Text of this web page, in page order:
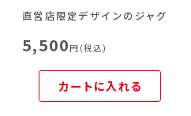
直営店限定デザインのジャグ
5,500円(税込)
カートに入れる